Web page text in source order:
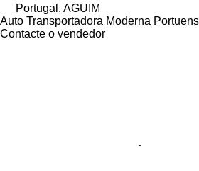
Portugal, AGUIM
Auto Transportadora Moderna
Contacte o vendedor